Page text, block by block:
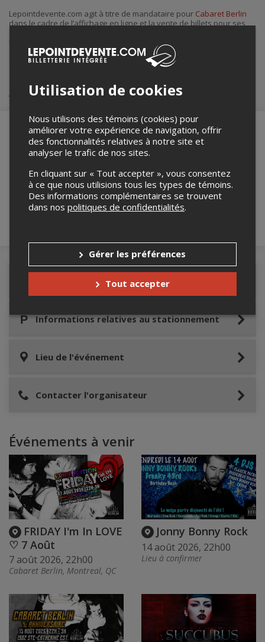
courriel
Lepointdevente.com agit à titre de mandataire pour Cabaret Berlin
dans le cadre de l’affichage en ligne et la vente de billets pour ses
Pour plus d’information à propos de cet événement, veuillez
contacter l’organisateur de l’événement,Cabaret Berlin
Cabaretberlinmtl@gmail.com
Achat de billets
Merci de confirmer que vous n'êtes pas un
robot ci-bas.
Détails de l'événement
Informations relatives au stationnement
Lieu de l'événement
Contacter l'organisateur
Événements à venir
FRIDAY I'm In LOVE
♡ 7 Août
7 août 2026, 22h00
Cabaret Berlin, Montreal, QC
Jonny Bonny Rock
14 août 2026, 22h00
Lieu à confirmer
Utilisation de cookies
Nous utilisons des témoins (cookies) pour
améliorer votre expérience de navigation, offrir
des fonctionnalités relatives à notre site et
analyser le trafic de nos sites.
En cliquant sur « Tout accepter », vous consentez
à ce que nous utilisions tous les types de témoins.
Des informations complémentaires se trouvent
dans nos politiques de confidentialités.
Gérer les préférences
Tout accepter